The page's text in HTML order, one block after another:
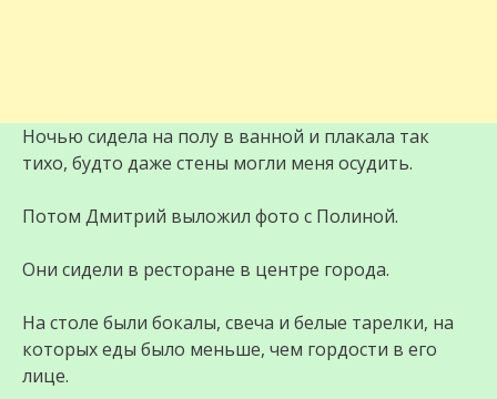
Ночью сидела на полу в ванной и плакала так
тихо, будто даже стены могли меня осудить.
Потом Дмитрий выложил фото с Полиной.
Они сидели в ресторане в центре города.
На столе были бокалы, свеча и белые тарелки, на
которых еды было меньше, чем гордости в его
лице.